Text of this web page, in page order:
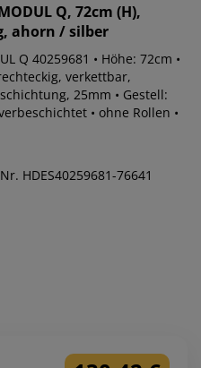
Q, 72cm (H),
ahorn / silber
Q 40259681 • Höhe: 72cm •
verkettbar,
25mm • Gestell:
• ohne Rollen •
HDES40259681-76641